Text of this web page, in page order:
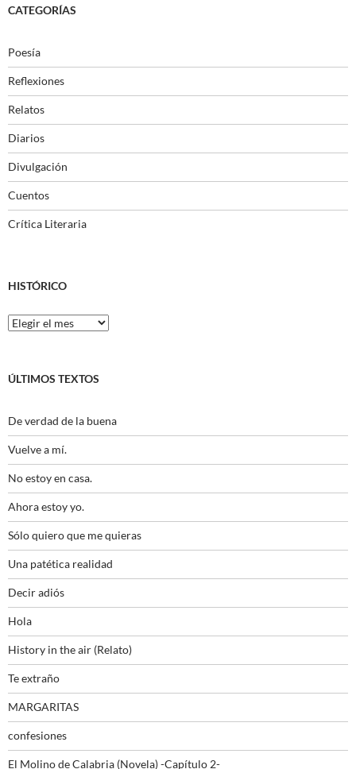
CATEGORÍAS
Poesía
Reflexiones
Relatos
Diarios
Divulgación
Cuentos
Crítica Literaria
HISTÓRICO
Histórico
ÚLTIMOS TEXTOS
De verdad de la buena
Vuelve a mí.
No estoy en casa.
Ahora estoy yo.
Sólo quiero que me quieras
Una patética realidad
Decir adiós
Hola
History in the air (Relato)
Te extraño
MARGARITAS
confesiones
El Molino de Calabria (Novela) -Capítulo 2-